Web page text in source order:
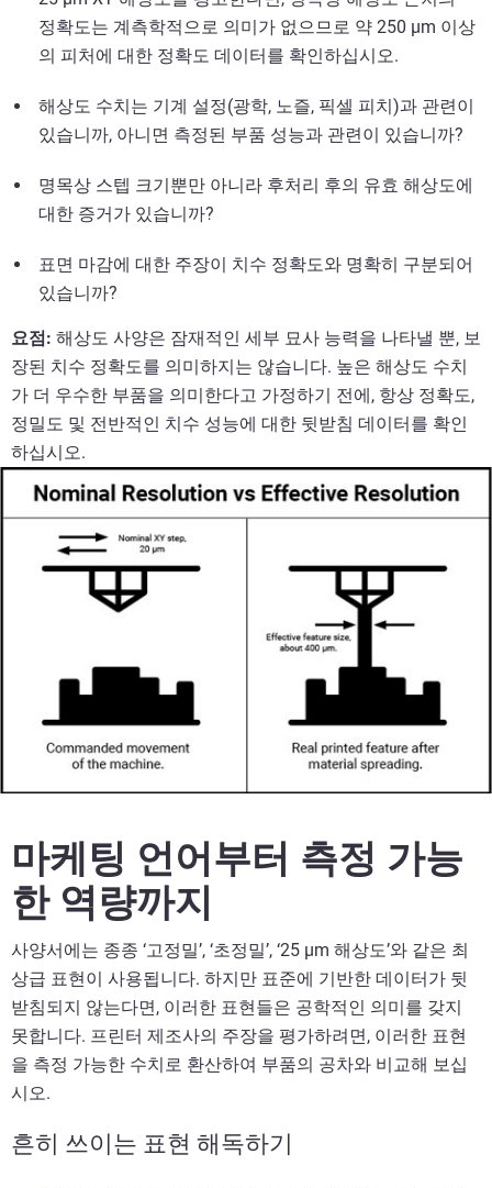
정확도는 계측학적으로 의미가 없으므로 약 250 µm 이상
의 피처에 대한 정확도 데이터를 확인하십시오.
해상도 수치는 기계 설정(광학, 노즐, 픽셀 피치)과 관련이
있습니까, 아니면 측정된 부품 성능과 관련이 있습니까?
명목상 스텝 크기뿐만 아니라 후처리 후의 유효 해상도에
대한 증거가 있습니까?
표면 마감에 대한 주장이 치수 정확도와 명확히 구분되어
있습니까?
요점: 해상도 사양은 잠재적인 세부 묘사 능력을 나타낼 뿐, 보
장된 치수 정확도를 의미하지는 않습니다. 높은 해상도 수치
가 더 우수한 부품을 의미한다고 가정하기 전에, 항상 정확도,
정밀도 및 전반적인 치수 성능에 대한 뒷받침 데이터를 확인
하십시오.
마케팅 언어부터 측정 가능
한 역량까지
사양서에는 종종 ‘고정밀’, ‘초정밀’, ‘25 µm 해상도’와 같은 최
상급 표현이 사용됩니다. 하지만 표준에 기반한 데이터가 뒷
받침되지 않는다면, 이러한 표현들은 공학적인 의미를 갖지
못합니다. 프린터 제조사의 주장을 평가하려면, 이러한 표현
을 측정 가능한 수치로 환산하여 부품의 공차와 비교해 보십
시오.
흔히 쓰이는 표현 해독하기